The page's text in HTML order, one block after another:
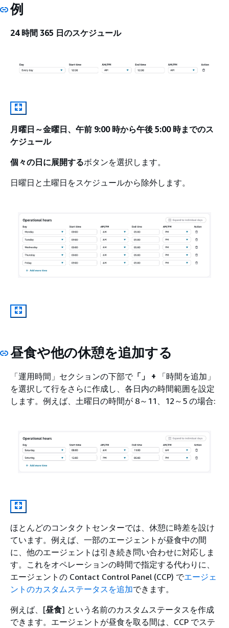
例
24 時間 365 日のスケジュール
月曜日～金曜日、午前 9:00 時から午後 5:00 時までのス
ケジュール
個々の日に展開するボタンを選択します。
日曜日と土曜日をスケジュールから除外します。
昼食や他の休憩を追加する
「運用時間」セクションの下部で「」 +
「時間を追加」
を選択して行をさらに作成し、各日内の時間範囲を設定
します。例えば、土曜日の時間が 8～11、12～5 の場合:
ほとんどのコンタクトセンターでは、休憩に時差を設け
ています。例えば、一部のエージェントが昼食中の間
に、他のエージェントは引き続き問い合わせに対応しま
す。これをオペレーションの時間で指定する代わりに、
エージェントの Contact Control Panel (CCP) でエージェ
ントのカスタムステータスを追加できます。
例えば、[昼食] という名前のカスタムステータスを作成
できます。エージェントが昼食を取る間は、CCP でステ